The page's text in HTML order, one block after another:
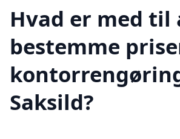
Hvad er med til
bestemme
Saksild?